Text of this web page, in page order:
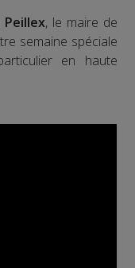
Peillex, le maire de
semaine spéciale
en haute